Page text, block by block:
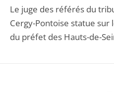
Le juge des référés du
Cergy-Pontoise statue sur
du préfet des Hauts-de-